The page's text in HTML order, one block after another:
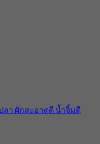
ลา ผักสะอาดดี น้ำจิ้มดี